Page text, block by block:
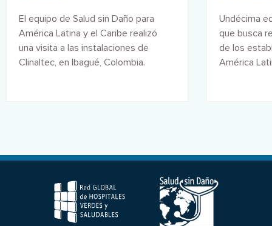
El equipo de Salud sin Daño para
América Latina y el Caribe realizó
una visita a las instalaciones de
Clinaltec, en Ibagué, Colombia.
Undécima
que busca
de los
América